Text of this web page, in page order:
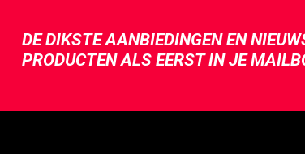
DE DIKSTE AANBIEDINGEN EN
PRODUCTEN ALS EERST IN JE